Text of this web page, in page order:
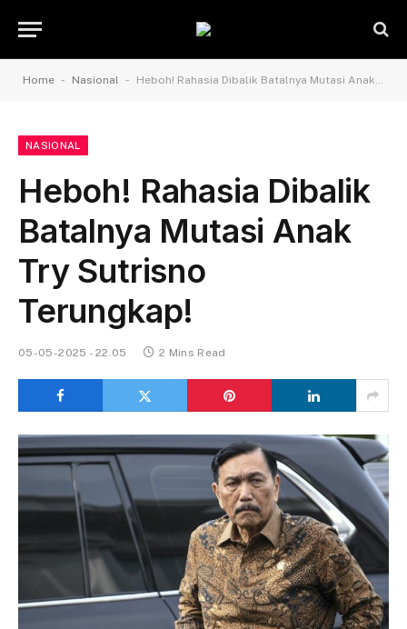
Home - Nasional - Heboh! Rahasia Dibalik Batalnya Mutasi Anak Try Sutrisno Terungkap!
NASIONAL
Heboh! Rahasia Dibalik
Batalnya Mutasi Anak
Try Sutrisno
Terungkap!
05-05-2025 - 22.05 2 Mins Read